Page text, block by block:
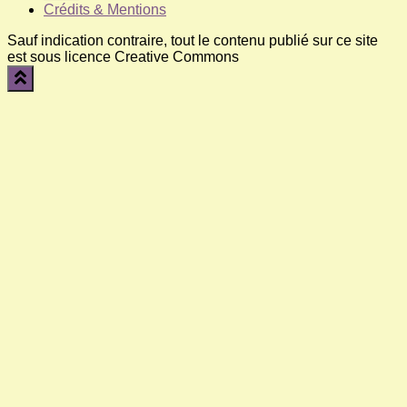
Crédits & Mentions
Sauf indication contraire, tout le contenu publié sur ce site
est sous licence Creative Commons